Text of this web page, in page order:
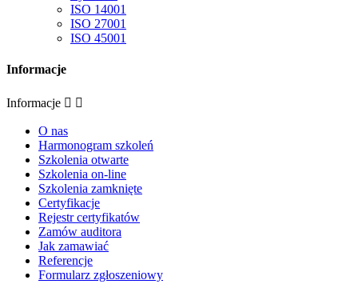
ISO 14001
ISO 27001
ISO 45001
Informacje
Informacje  
O nas
Harmonogram szkoleń
Szkolenia otwarte
Szkolenia on-line
Szkolenia zamknięte
Certyfikacje
Rejestr certyfikatów
Zamów auditora
Jak zamawiać
Referencje
Formularz zgłoszeniowy